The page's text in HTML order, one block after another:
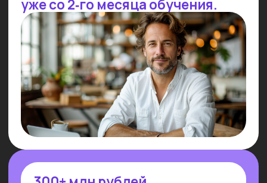
СТРАТЕГИЧЕСКАЯ
IT-СЕССИЯ
Потерялся в многообразии профессий
и инструментов — приходи
на стратегическую сессию 1 на 1
с экспертом Университета и подбери
свое направление
Узнать подробнее